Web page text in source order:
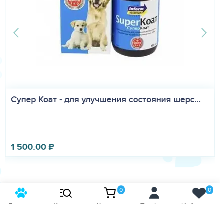
Супер Коат - для улучшения состояния шерс...
1 500.00₽
0 0